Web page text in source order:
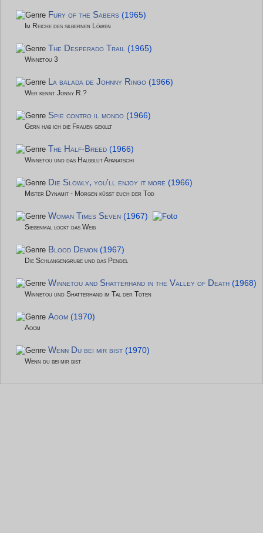
Fury of the Sabers (1965)
Im Reiche des silbernen Löwen
The Desperado Trail (1965)
Winnetou 3
La balada de Johnny Ringo (1966)
Wer kennt Jonny R.?
Spie contro il mondo (1966)
Gern hab ich die Frauen gekillt
The Half-Breed (1966)
Winnetou und das Halbblut Apanatschi
Die Slowly, you'll enjoy it more (1966)
Mister Dynamit - Morgen küsst euch der Tod
Woman Times Seven (1967)
Siebenmal lockt das Weib
Blood Demon (1967)
Die Schlangengrube und das Pendel
Winnetou and Shatterhand in the Valley of Death (1968)
Winnetou und Shatterhand im Tal der Toten
Aoom (1970)
Aoom
Wenn Du bei mir bist (1970)
Wenn du bei mir bist